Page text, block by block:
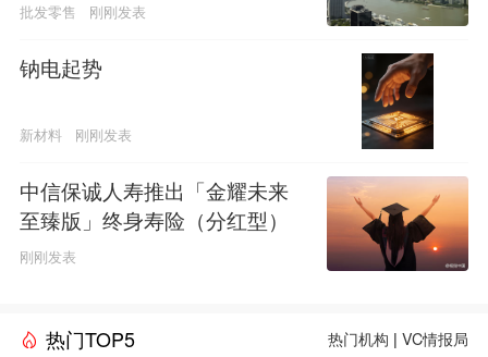
批发零售 刚刚发表
钠电起势
新材料 刚刚发表
中信保诚人寿推出「金耀未来
至臻版」终身寿险（分红型）
刚刚发表
热门TOP5 热门机构 |VC情报局